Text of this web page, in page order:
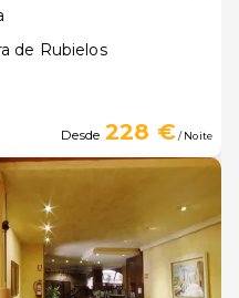
de Rubielos
Desde 228 €/ Noite